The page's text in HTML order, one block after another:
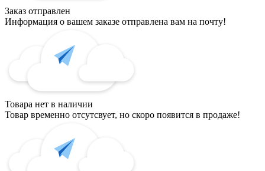
Заказ отправлен
Информация о вашем заказе отправлена вам на почту!
Товара нет в наличии
Товар временно отсутсвует, но скоро появится в продаже!